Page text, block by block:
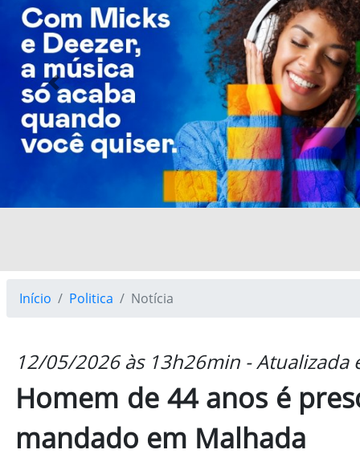
Previous
Início Politica Notícia
12/05/2026 às 13h26min -
Homem de 44 anos é
mandado em Malhada